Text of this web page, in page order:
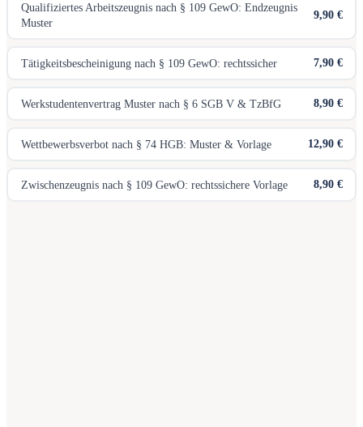
Qualifiziertes Arbeitszeugnis nach § 109 GewO: Endzeugnis
Muster
9,90 €
Tätigkeitsbescheinigung nach § 109 GewO: rechtssicher 7,90 €
Werkstudentenvertrag Muster nach § 6 SGB V & TzBfG 8,90 €
Wettbewerbsverbot nach § 74 HGB: Muster & Vorlage 12,90 €
Zwischenzeugnis nach § 109 GewO: rechtssichere Vorlage 8,90 €